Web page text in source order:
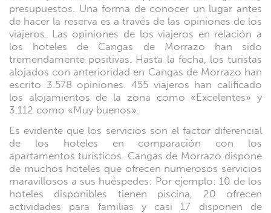
presupuestos. Una forma de conocer un lugar antes
de hacer la reserva es a través de las opiniones de los
viajeros. Las opiniones de los viajeros en relación a
los hoteles de Cangas de Morrazo han sido
tremendamente positivas. Hasta la fecha, los turistas
alojados con anterioridad en Cangas de Morrazo han
escrito 3.578 opiniones. 455 viajeros han calificado
los alojamientos de la zona como «Excelentes» y
3.112 como «Muy buenos».
Es evidente que los servicios son el factor diferencial
de los hoteles en comparación con los
apartamentos turísticos. Cangas de Morrazo dispone
de muchos hoteles que ofrecen numerosos servicios
maravillosos a sus huéspedes: Por ejemplo: 10 de los
hoteles disponibles tienen piscina, 20 ofrecen
actividades para familias y casi 17 disponen de